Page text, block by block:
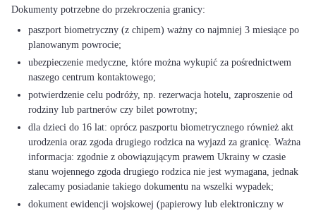
paszport biometryczny (z chipem) ważny co najmniej 3 miesiące po
planowanym powrocie;
ubezpieczenie medyczne, które można wykupić za pośrednictwem
naszego centrum kontaktowego;
potwierdzenie celu podróży, np. rezerwacja hotelu, zaproszenie od
rodziny lub partnerów czy bilet powrotny;
dla dzieci do 16 lat: oprócz paszportu biometrycznego również akt
urodzenia oraz zgoda drugiego rodzica na wyjazd za granicę. Ważna
informacja: zgodnie z obowiązującym prawem Ukrainy w czasie
stanu wojennego zgoda drugiego rodzica nie jest wymagana, jednak
zalecamy posiadanie takiego dokumentu na wszelki wypadek;
dokument ewidencji wojskowej (papierowy lub elektroniczny w